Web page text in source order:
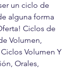
un ciclo de
alguna forma
Ciclos de
Volumen,
Volumen Y
Orales,